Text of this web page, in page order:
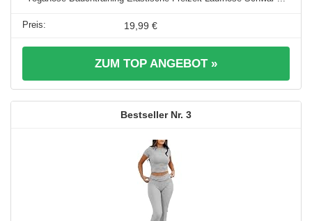
19,99 €
ZUM TOP ANGEBOT »
3